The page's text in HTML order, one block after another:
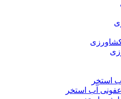
استخر
آب استخر